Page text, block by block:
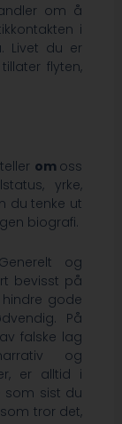
om å
i
Livet du er
flyten,
om oss
yrke,
du tenke ut
biografi.
og
bevisst på
gode
På
falske lag
og
er alltid i
som sist du
tror det,